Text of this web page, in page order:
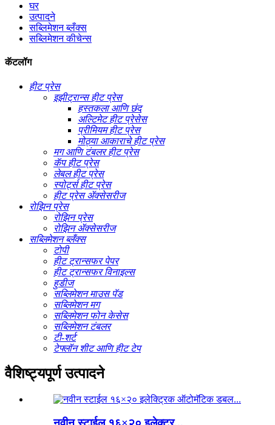
घर
उत्पादने
सब्लिमेशन ब्लँक्स
सब्लिमेशन कीचेन्स
कॅटलॉग
हीट प्रेस
इझीट्रान्स हीट प्रेस
हस्तकला आणि छंद
अल्टिमेट हीट प्रेसेस
प्रीमियम हीट प्रेस
मोठ्या आकाराचे हीट प्रेस
मग आणि टंबलर हीट प्रेस
कॅप हीट प्रेस
लेबल हीट प्रेस
स्पोर्ट्स हीट प्रेस
हीट प्रेस ॲक्सेसरीज
रोझिन प्रेस
रोझिन प्रेस
रोझिन ॲक्सेसरीज
सब्लिमेशन ब्लँक्स
टोपी
हीट ट्रान्सफर पेपर
हीट ट्रान्सफर विनाइल्स
हुडीज
सब्लिमेशन माउस पॅड
सब्लिमेशन मग
सब्लिमेशन फोन केसेस
सब्लिमेशन टंबलर
टी-शर्ट
टेफ्लॉन शीट आणि हीट टेप
वैशिष्ट्यपूर्ण उत्पादने